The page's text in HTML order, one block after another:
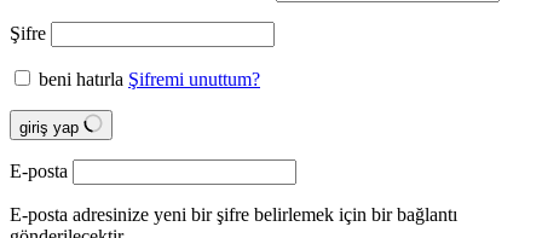
Şifre
beni hatırla Şifremi unuttum?
giriş yap
E-posta
E-posta adresinize yeni bir şifre belirlemek için bir bağlantı